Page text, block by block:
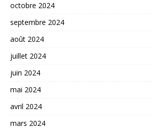
octobre 2024
septembre 2024
août 2024
juillet 2024
juin 2024
mai 2024
avril 2024
mars 2024